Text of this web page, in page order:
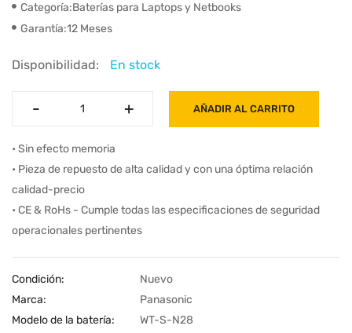
Categoría:Baterías para Laptops y Netbooks
Garantía:12 Meses
Disponibilidad: En stock
- +
- + AÑADIR AL CARRITO
• Sin efecto memoria
• Pieza de repuesto de alta calidad y con una óptima relación
calidad-precio
• CE & RoHs - Cumple todas las especificaciones de seguridad
operacionales pertinentes
Condición:
Nuevo
Marca:
Panasonic
Modelo de la batería:
WT-S-N28